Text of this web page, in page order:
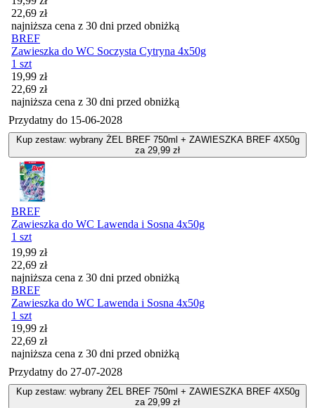
22,69 zł
najniższa cena z 30 dni przed obniżką
BREF
Zawieszka do WC Soczysta Cytryna 4x50g
1 szt
Cena promocyjna
19,99 zł
22,69 zł
najniższa cena z 30 dni przed obniżką
Przydatny do 15-06-2028
Kup zestaw: wybrany ŻEL BREF 750ml + ZAWIESZKA BREF 4X50g
za 29,99 zł
BREF
Zawieszka do WC Lawenda i Sosna 4x50g
1 szt
Cena promocyjna
19,99 zł
22,69 zł
najniższa cena z 30 dni przed obniżką
BREF
Zawieszka do WC Lawenda i Sosna 4x50g
1 szt
Cena promocyjna
19,99 zł
22,69 zł
najniższa cena z 30 dni przed obniżką
Przydatny do 27-07-2028
Kup zestaw: wybrany ŻEL BREF 750ml + ZAWIESZKA BREF 4X50g
za 29,99 zł